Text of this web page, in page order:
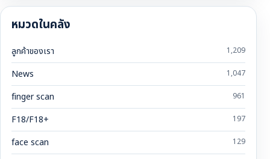
หมวดในคลัง
ลูกค้าของเรา 1,209
News 1,047
finger scan 961
F18/F18+ 197
face scan 129